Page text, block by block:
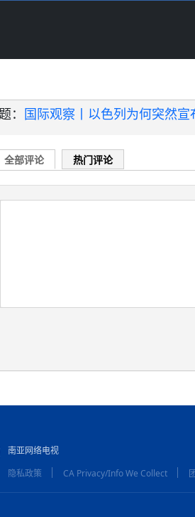
： 国际观察丨以色列为何突然
全部评论 热门评论
南亚网络电视
隐私政策 CA Privacy/Info We Collect